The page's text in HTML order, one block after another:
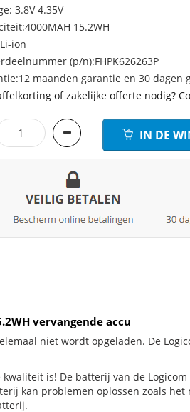
3.8V 4.35V
15.2WH
ion
(p/n):FHPK626263P
maanden garantie en 30 dagen
of zakelijke offerte nodig?
IN DE
vervangende accu
niet wordt opgeladen. De
is! De batterij van de Logicom
kan problemen oplossen zoals